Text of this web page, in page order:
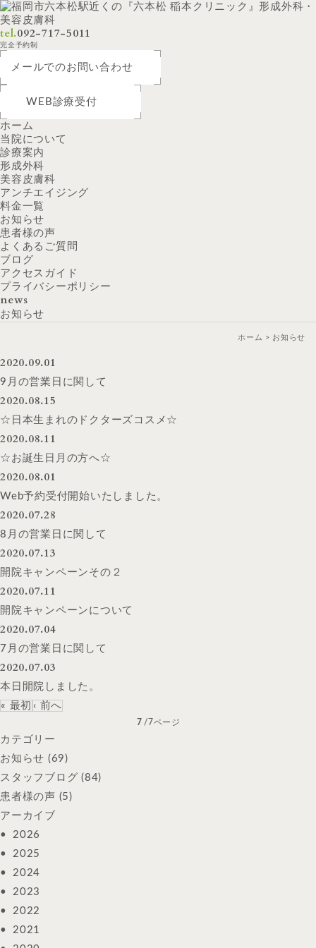
tel.092-717-5011
完全予約制
メールでのお問い合わせ
WEB診療受付
ホーム
当院について
診療案内
形成外科
美容皮膚科
アンチエイジング
料金一覧
お知らせ
患者様の声
よくあるご質問
ブログ
アクセスガイド
プライバシーポリシー
news
お知らせ
ホーム お知らせ
2020.09.01
9月の営業日に関して
2020.08.15
☆日本生まれのドクターズコスメ☆
2020.08.11
☆お誕生日月の方へ☆
2020.08.01
Web予約受付開始いたしました。
2020.07.28
8月の営業日に関して
2020.07.13
開院キャンペーンその２
2020.07.11
開院キャンペーンについて
2020.07.04
7月の営業日に関して
2020.07.03
本日開院しました。
« 最初 ‹ 前へ
7 /7ページ
カテゴリー
お知らせ (69)
スタッフブログ (84)
患者様の声 (5)
アーカイブ
2026
2025
2024
2023
2022
2021